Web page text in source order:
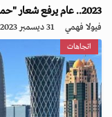
2023.. عام يرفع شعار "حماية الحق في بيئة آمنة ومستدامة" في قطر
فيولا فهمي 31 ديسمبر 2023 - 10:40
اتجاهات